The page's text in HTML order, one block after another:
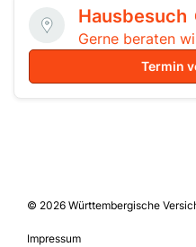
Hausbesuch
Gerne beraten
Termin
© 2026 Württembergische
Impressum